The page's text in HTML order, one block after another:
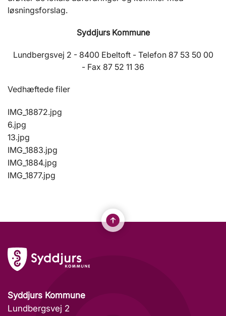
løsningsforslag.
Syddjurs Kommune
Lundbergsvej 2 - 8400 Ebeltoft - Telefon 87 53 50 00
- Fax 87 52 11 36
Vedhæftede filer
IMG_18872.jpg
6.jpg
13.jpg
IMG_1883.jpg
IMG_1884.jpg
IMG_1877.jpg
Syddjurs Kommune
Lundbergsvej 2